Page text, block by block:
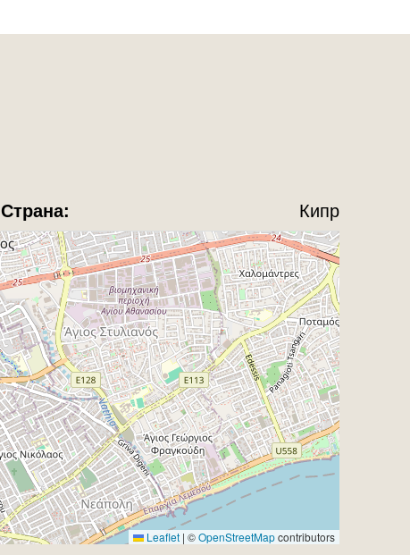
Страна: Кипр
Leaflet | ©OpenStreetMapcontributors